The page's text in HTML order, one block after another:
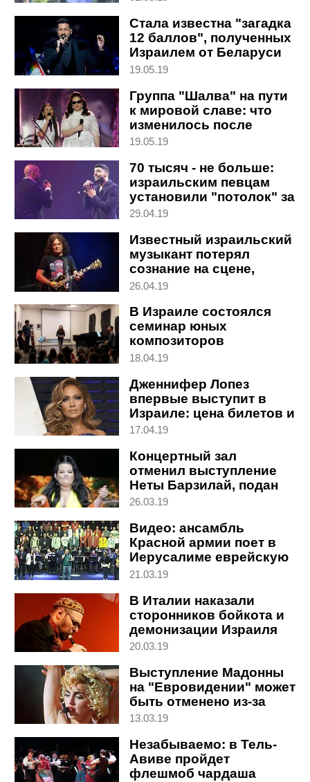
Стала известна "загадка
12 баллов", полученных
Израилем от Беларуси
на Евровидении
19.05.19
Группа "Шалва" на пути
к мировой славе: что
изменилось после
Евровидения
19.05.19
70 тысяч - не больше:
израильским певцам
установили "потолок" за
концерт в День
29.04.19
Известный израильский
музыкант потерял
сознание на сцене,
зрителей попросили
26.04.19
В Израиле состоялся
семинар юных
композиторов
18.04.19
Дженнифер Лопез
впервые выступит в
Израиле: цена билетов и
другие подробности
17.04.19
Концертный зал
отменил выступление
Неты Барзилай, подан
иск в суд
26.03.19
Видео: ансамбль
Красной армии поет в
Иерусалиме еврейскую
классику вместе с
21.03.19
В Италии наказали
сторонников бойкота и
демонизации Израиля
20.03.19
Выступление Мадонны
на "Евровидении" может
быть отменено из-за
спорной песни
13.03.19
Незабываемо: в Тель-
Авиве пройдет
флешмоб чардаша